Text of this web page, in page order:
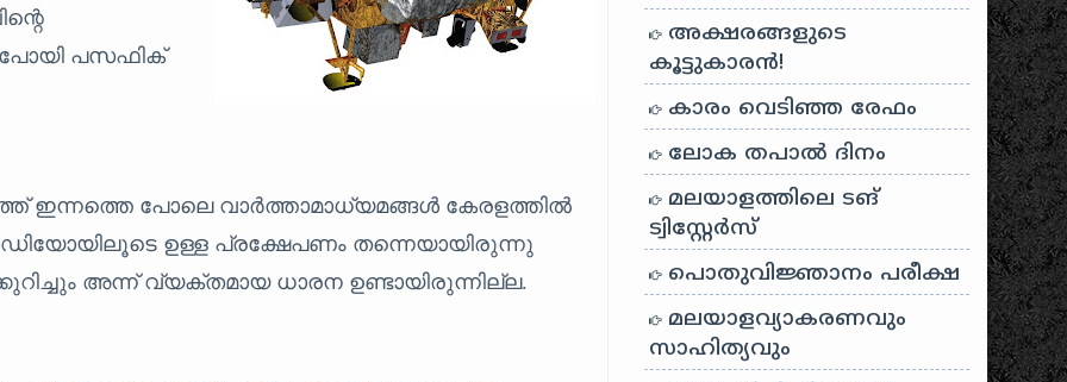
പസഫിക്
ഇന്നത്തെ പോലെ വാർത്താമാധ്യമങ്ങൾ കേരളത്തിൽ
ഉള്ള പ്രക്ഷേപണം തന്നെയായിരുന്നു
അന്ന് വ്യക്തമായ ധാരന ഉണ്ടായിരുന്നില്ല.
അക്ഷരങ്ങളുടെ
കൂട്ടുകാരൻ!
കാരം വെടിഞ്ഞ രേഫം
ലോക തപാൽ ദിനം
മലയാളത്തിലെ ടങ്
ട്വിസ്റ്റേർസ്
പൊതുവിജ്ഞാനം പരീക്ഷ
മലയാളവ്യാകരണവും
സാഹിത്യവും